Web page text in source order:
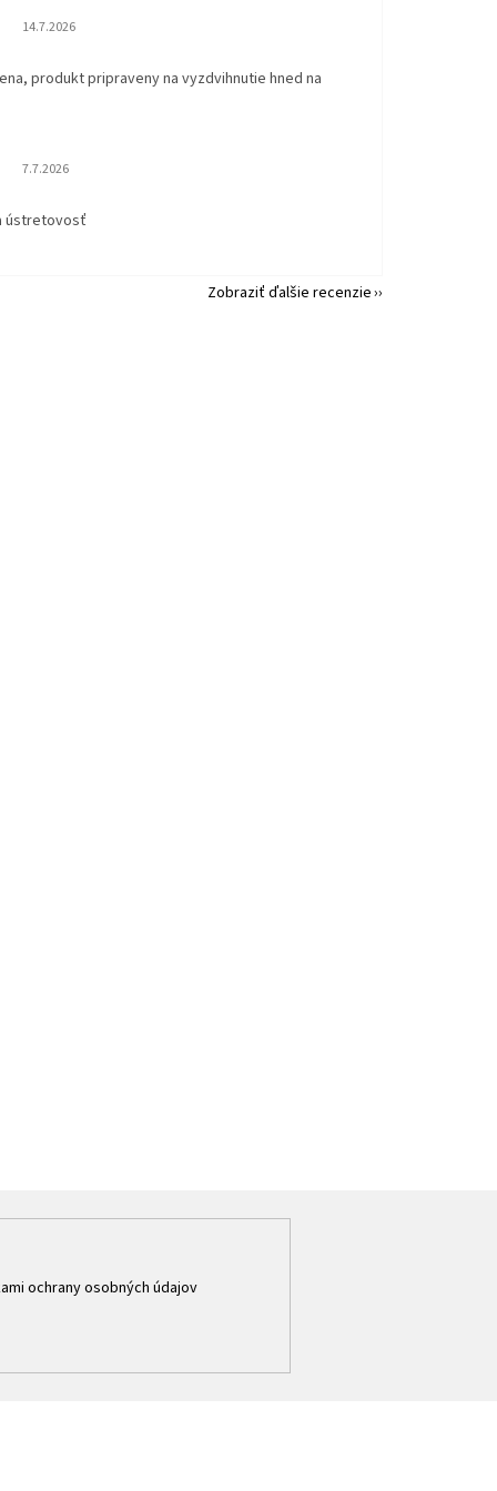
Hodnotenie obchodu je 5 z 5 hviezdičiek.
14.7.2026
produkt pripraveny na vyzdvihnutie hned na
Hodnotenie obchodu je 5 z 5 hviezdičiek.
7.7.2026
ústretovosť
Zobraziť ďalšie recenzie
ochrany osobných údajov